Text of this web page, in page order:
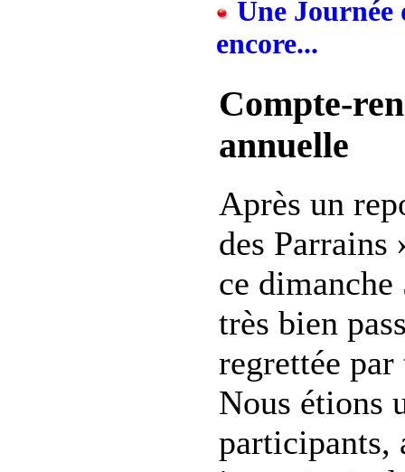
Une Journée
encore...
Compte-
annuelle
Après un
des Parrains
ce dimanche
très bien
regrettée
Nous étions
participants,